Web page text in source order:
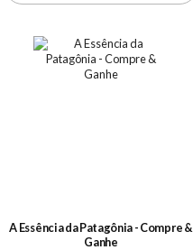
A Essência da Patagônia - Compre &
Ganhe